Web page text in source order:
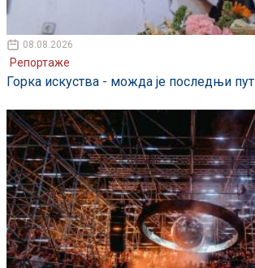
08.08.2026
Репортаже
Горка искуства - можда је последњи пут